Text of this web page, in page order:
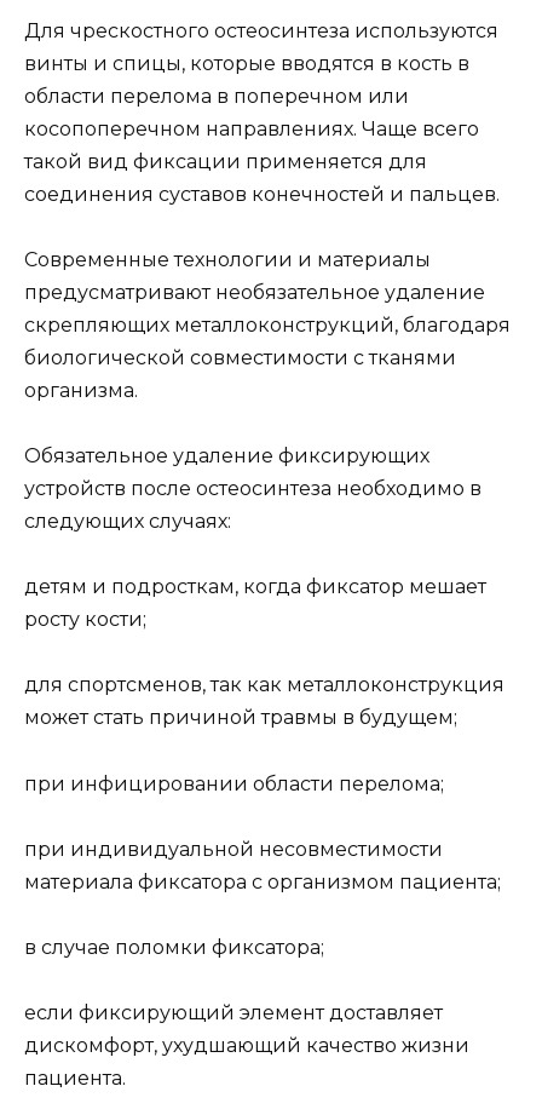
Для чрескостного остеосинтеза используются
винты и спицы, которые вводятся в кость в
области перелома в поперечном или
косопоперечном направлениях. Чаще всего
такой вид фиксации применяется для
соединения суставов конечностей и пальцев.
Современные технологии и материалы
предусматривают необязательное удаление
скрепляющих металлоконструкций, благодаря
биологической совместимости с тканями
организма.
Обязательное удаление фиксирующих
устройств после остеосинтеза необходимо в
следующих случаях:
детям и подросткам, когда фиксатор мешает
росту кости;
для спортсменов, так как металлоконструкция
может стать причиной травмы в будущем;
при инфицировании области перелома;
при индивидуальной несовместимости
материала фиксатора с организмом пациента;
в случае поломки фиксатора;
если фиксирующий элемент доставляет
дискомфорт, ухудшающий качество жизни
пациента.